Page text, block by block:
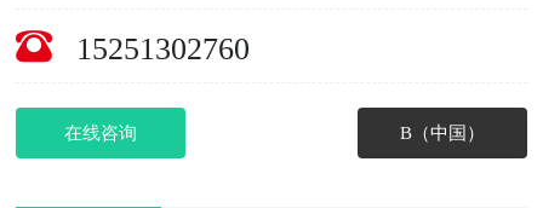
15251302760
在线咨询 B（中国）